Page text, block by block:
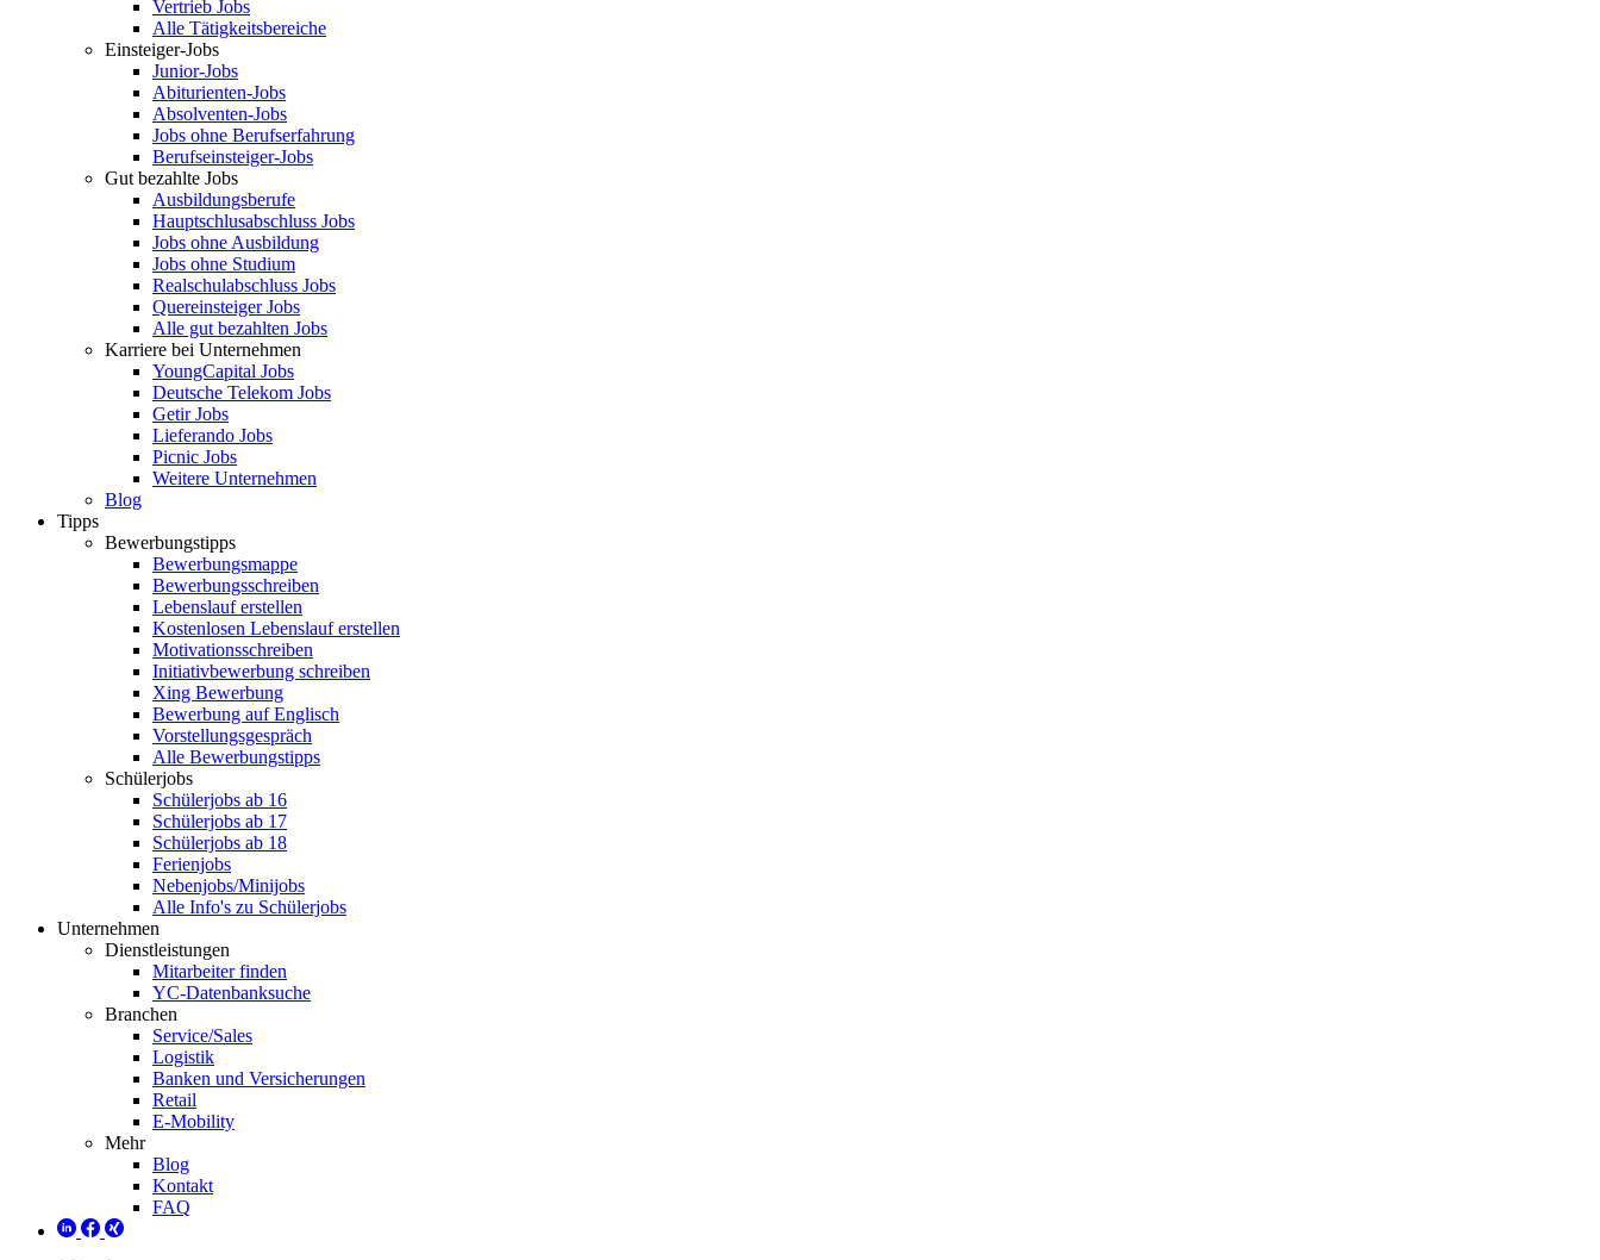
Vertrieb Jobs
Alle Tätigkeitsbereiche
Einsteiger-Jobs
Junior-Jobs
Abiturienten-Jobs
Absolventen-Jobs
Jobs ohne Berufserfahrung
Berufseinsteiger-Jobs
Gut bezahlte Jobs
Ausbildungsberufe
Hauptschlusabschluss Jobs
Jobs ohne Ausbildung
Jobs ohne Studium
Realschulabschluss Jobs
Quereinsteiger Jobs
Alle gut bezahlten Jobs
Karriere bei Unternehmen
YoungCapital Jobs
Deutsche Telekom Jobs
Getir Jobs
Lieferando Jobs
Picnic Jobs
Weitere Unternehmen
Blog
Tipps
Bewerbungstipps
Bewerbungsmappe
Bewerbungsschreiben
Lebenslauf erstellen
Kostenlosen Lebenslauf erstellen
Motivationsschreiben
Initiativbewerbung schreiben
Xing Bewerbung
Bewerbung auf Englisch
Vorstellungsgespräch
Alle Bewerbungstipps
Schülerjobs
Schülerjobs ab 16
Schülerjobs ab 17
Schülerjobs ab 18
Ferienjobs
Nebenjobs/Minijobs
Alle Info's zu Schülerjobs
Unternehmen
Dienstleistungen
Mitarbeiter finden
YC-Datenbanksuche
Branchen
Service/Sales
Logistik
Banken und Versicherungen
Retail
E-Mobility
Mehr
Blog
Kontakt
FAQ